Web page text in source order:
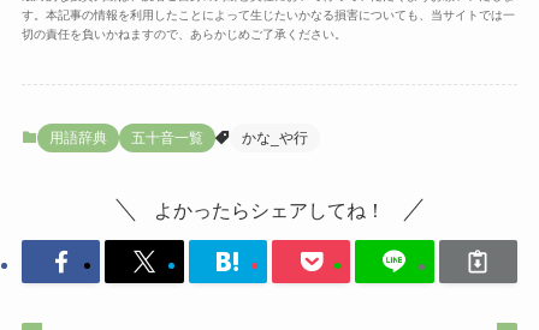
す。本記事の情報を利用したことによって生じたいかなる損害についても、当サイトでは一
切の責任を負いかねますので、あらかじめご了承ください。
用語辞典 五十音一覧 かな_や行
よかったらシェアしてね！